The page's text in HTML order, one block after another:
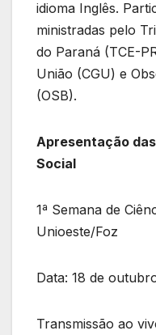
idioma Inglês.
ministradas pelo
do Paraná (TCE-
União (CGU) e
(OSB).
Apresentação
Social
1ª Semana de
Unioeste/Foz
Data: 18 de
Transmissão ao